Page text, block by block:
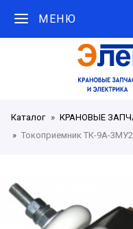
МЕНЮ
Каталог
КРАНОВЫЕ
Токоприемник ТК-9А-